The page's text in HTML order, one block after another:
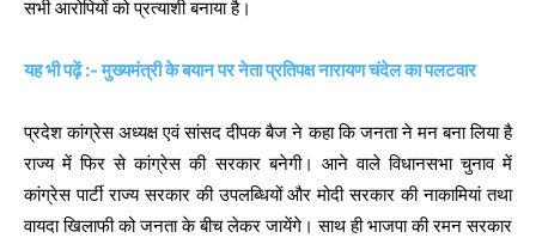
सभी आरोपियों को प्रत्याशी बनाया है।
यह भी पढ़ें :- मुख्यमंत्री के बयान पर नेता प्रतिपक्ष नारायण चंदेल का पलटवार
प्रदेश कांग्रेस अध्यक्ष एवं सांसद दीपक बैज ने कहा कि जनता ने मन बना लिया है
राज्य में फिर से कांग्रेस की सरकार बनेगी। आने वाले विधानसभा चुनाव में
कांग्रेस पार्टी राज्य सरकार की उपलब्धियों और मोदी सरकार की नाकामियां तथा
वायदा खिलाफी को जनता के बीच लेकर जायेंगे। साथ ही भाजपा की रमन सरकार